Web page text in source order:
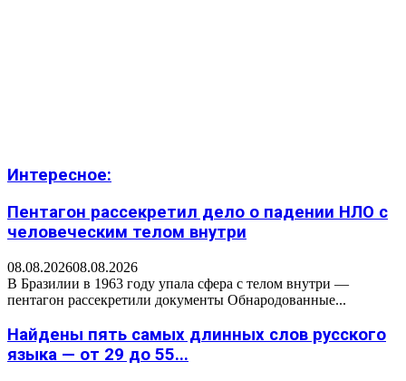
Интересное:
Пентагон рассекретил дело о падении НЛО с
человеческим телом внутри
08.08.202608.08.2026
В Бразилии в 1963 году упала сфера с телом внутри —
пентагон рассекретили документы Обнародованные...
Найдены пять самых длинных слов русского
языка — от 29 до 55...